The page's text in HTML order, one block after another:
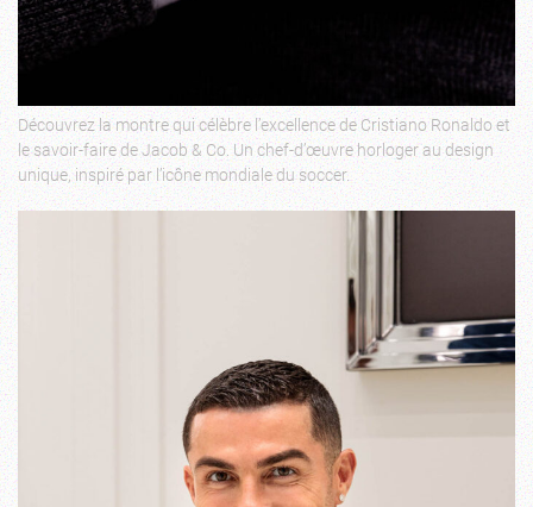
Découvrez la montre qui célèbre l’excellence de Cristiano Ronaldo et
le savoir-faire de Jacob & Co. Un chef-d’œuvre horloger au design
unique, inspiré par l’icône mondiale du soccer.